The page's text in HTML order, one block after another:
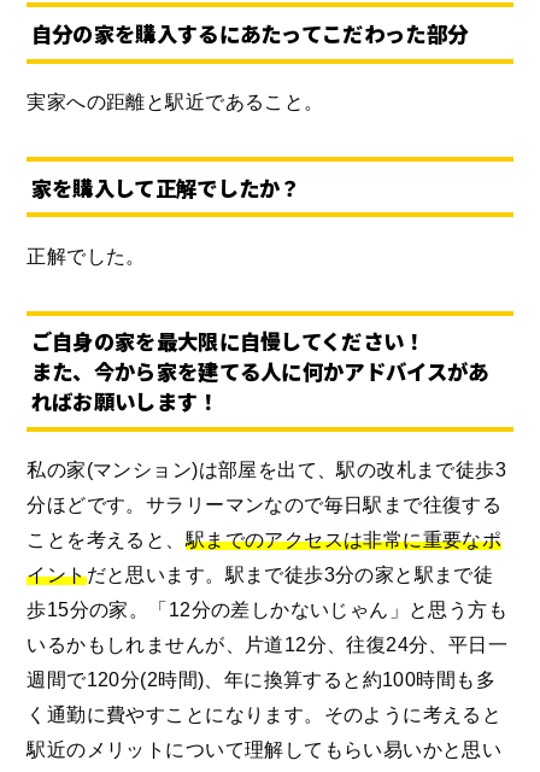
自分の家を購入するにあたってこだわった部分
実家への距離と駅近であること。
家を購入して正解でしたか？
正解でした。
ご自身の家を最大限に自慢してください！
また、今から家を建てる人に何かアドバイスがあ
ればお願いします！
私の家(マンション)は部屋を出て、駅の改札まで徒歩3
分ほどです。サラリーマンなので毎日駅まで往復する
ことを考えると、 駅までのアクセスは非常に重要なポ
イントだと思います。駅まで徒歩3分の家と駅まで徒
歩15分の家。「12分の差しかないじゃん」と思う方も
いるかもしれませんが、片道12分、往復24分、平日一
週間で120分(2時間)、年に換算すると約100時間も多
く通勤に費やすことになります。そのように考えると
駅近のメリットについて理解してもらい易いかと思い